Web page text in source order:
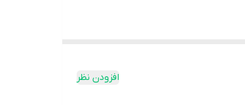
افزودن نظر